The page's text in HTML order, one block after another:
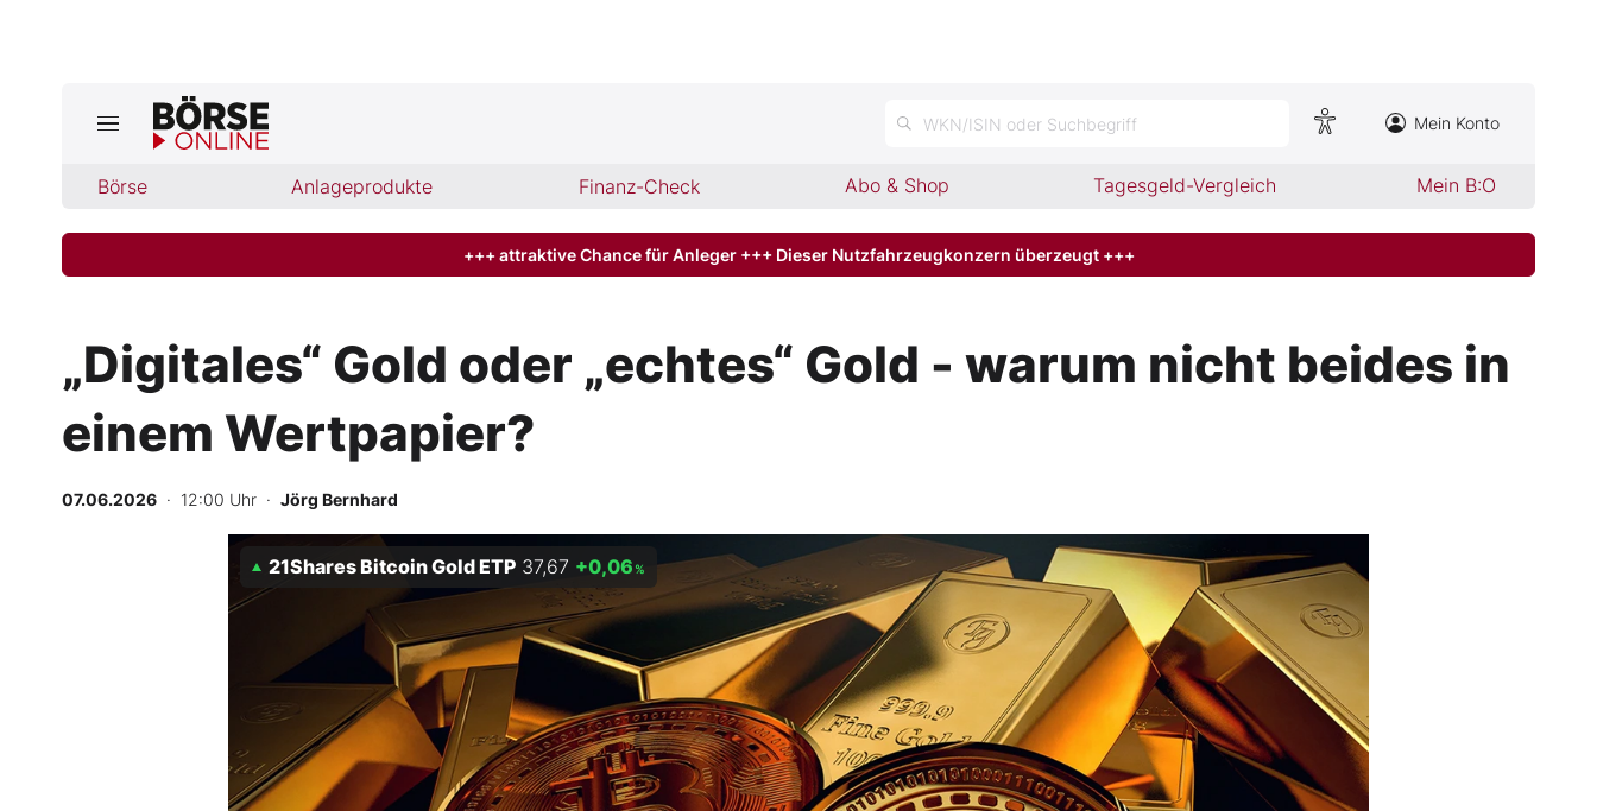
WKN/ISIN oder Suchbegriff Mein Konto
Börse Anlageprodukte Finanz-Check Abo & Shop Tagesgeld-Vergleich Mein B:O
Jetzt aktuelle Ausgabe BÖRSE ONLINE lesen
Finanz-Check
Abo & Shop
BO-Musterdepots
Experten
Mein Konto
Folgen Sie uns
+++ attraktive Chance für Anleger +++ Dieser Nutzfahrzeugkonzern überzeugt +++
„Digitales“ Gold oder „echtes“ Gold - warum nicht beides in
einem Wertpapier?
07.06.2026 · 12:00 Uhr · Jörg Bernhard
21Shares Bitcoin Gold ETP 37,67 +0,06 %